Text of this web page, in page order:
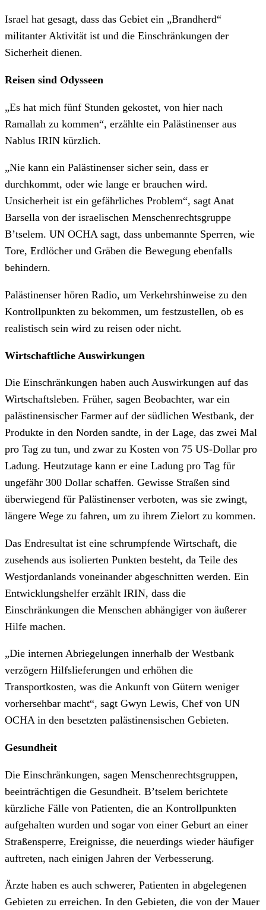
Israel hat gesagt, dass das Gebiet ein „Brandherd“
militanter Aktivität ist und die Einschränkungen der
Sicherheit dienen.
Reisen sind Odysseen
„Es hat mich fünf Stunden gekostet, von hier nach
Ramallah zu kommen“, erzählte ein Palästinenser aus
Nablus IRIN kürzlich.
„Nie kann ein Palästinenser sicher sein, dass er
durchkommt, oder wie lange er brauchen wird.
Unsicherheit ist ein gefährliches Problem“, sagt Anat
Barsella von der israelischen Menschenrechtsgruppe
B’tselem. UN OCHA sagt, dass unbemannte Sperren, wie
Tore, Erdlöcher und Gräben die Bewegung ebenfalls
behindern.
Palästinenser hören Radio, um Verkehrshinweise zu den
Kontrollpunkten zu bekommen, um festzustellen, ob es
realistisch sein wird zu reisen oder nicht.
Wirtschaftliche Auswirkungen
Die Einschränkungen haben auch Auswirkungen auf das
Wirtschaftsleben. Früher, sagen Beobachter, war ein
palästinensischer Farmer auf der südlichen Westbank, der
Produkte in den Norden sandte, in der Lage, das zwei Mal
pro Tag zu tun, und zwar zu Kosten von 75 US-Dollar pro
Ladung. Heutzutage kann er eine Ladung pro Tag für
ungefähr 300 Dollar schaffen. Gewisse Straßen sind
überwiegend für Palästinenser verboten, was sie zwingt,
längere Wege zu fahren, um zu ihrem Zielort zu kommen.
Das Endresultat ist eine schrumpfende Wirtschaft, die
zusehends aus isolierten Punkten besteht, da Teile des
Westjordanlands voneinander abgeschnitten werden. Ein
Entwicklungshelfer erzählt IRIN, dass die
Einschränkungen die Menschen abhängiger von äußerer
Hilfe machen.
„Die internen Abriegelungen innerhalb der Westbank
verzögern Hilfslieferungen und erhöhen die
Transportkosten, was die Ankunft von Gütern weniger
vorhersehbar macht“, sagt Gwyn Lewis, Chef von UN
OCHA in den besetzten palästinensischen Gebieten.
Gesundheit
Die Einschränkungen, sagen Menschenrechtsgruppen,
beeinträchtigen die Gesundheit. B’tselem berichtete
kürzliche Fälle von Patienten, die an Kontrollpunkten
aufgehalten wurden und sogar von einer Geburt an einer
Straßensperre, Ereignisse, die neuerdings wieder häufiger
auftreten, nach einigen Jahren der Verbesserung.
Ärzte haben es auch schwerer, Patienten in abgelegenen
Gebieten zu erreichen. In den Gebieten, die von der Mauer